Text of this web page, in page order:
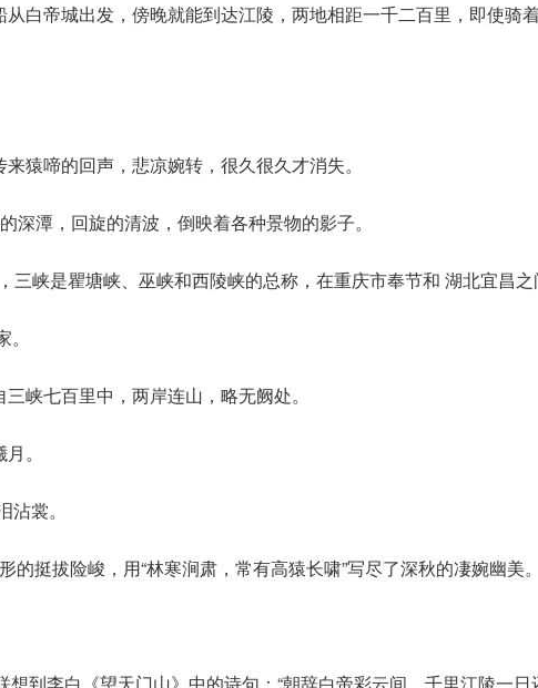
白帝城出发，傍晚就能到达江陵，两地相距一千二百里，即使骑
猿啼的回声，悲凉婉转，很久很久才消失。
深潭，回旋的清波，倒映着各种景物的影子。
峡是瞿塘峡、巫峡和西陵峡的总称，在重庆市奉节和 湖北宜昌之
峡七百里中，两岸连山，略无阙处。
。
裳。
的挺拔险峻，用“林寒涧肃，常有高猿长啸”写尽了深秋的凄婉幽美。